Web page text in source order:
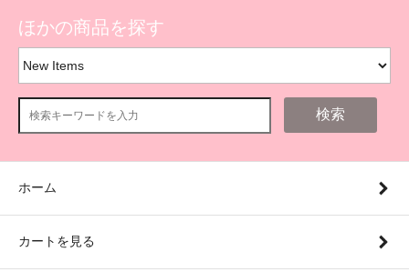
ほかの商品を探す
検索
ホーム
カートを見る